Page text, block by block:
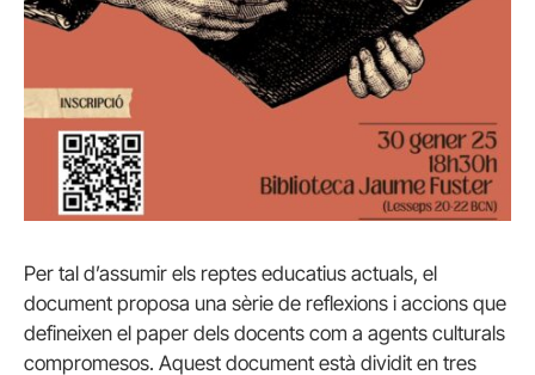
Per tal d’assumir els reptes educatius actuals, el
document proposa una sèrie de reflexions i accions que
defineixen el paper dels docents com a agents culturals
compromesos. Aquest document està dividit en tres